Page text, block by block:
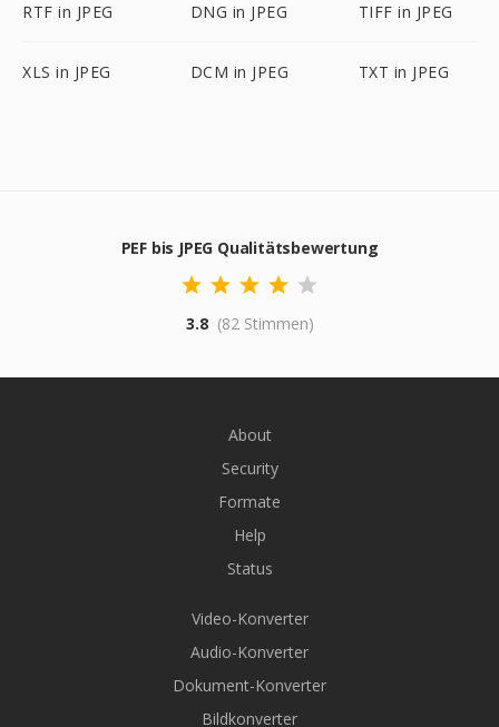
RTF in JPEG DNG in JPEG TIFF in JPEG
XLS in JPEG DCM in JPEG TXT in JPEG
PEF bis JPEG Qualitätsbewertung
3.8 (82 Stimmen)
About
Security
Formate
Help
Status
Video-Konverter
Audio-Konverter
Dokument-Konverter
Bildkonverter